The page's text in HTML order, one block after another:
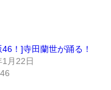
46！]寺田蘭世が踊る！
1月22日